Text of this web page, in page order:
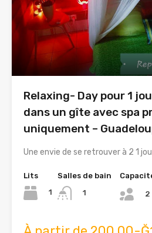
Relaxing- Day pour 1
dans un gîte avec spa
uniquement –
Une envie de se retrouver à 2 1
Lits
1
Salles de bain
1
2